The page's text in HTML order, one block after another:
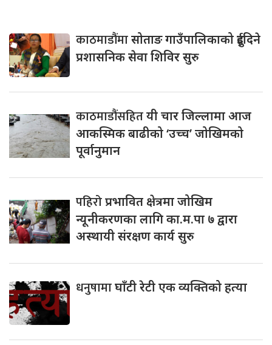
काठमाडौंमासोताङ गाउँपालिकाको दुईदिने
प्रशासनिक सेवा शिविर सुरु
काठमाडौंसहितयी चार जिल्लामा आज
आकस्मिक बाढीको ‘उच्च’ जोखिमको
पूर्वानुमान
पहिरोप्रभावित क्षेत्रमा जोखिम
न्यूनीकरणका लागि का.म.पा ७ द्वारा
अस्थायी संरक्षण कार्य सुरु
धनुषामाघाँटी रेटी एक व्यक्तिको हत्या